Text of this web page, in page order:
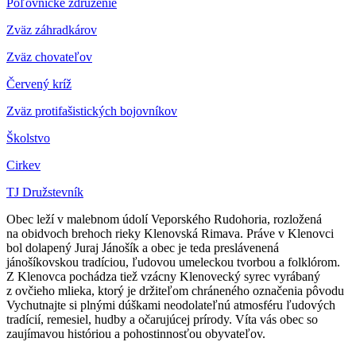
Poľovnícke združenie
Zväz záhradkárov
Zväz chovateľov
Červený kríž
Zväz protifašistických bojovníkov
Školstvo
Cirkev
TJ Družstevník
Obec leží v malebnom údolí Veporského Rudohoria, rozložená
na obidvoch brehoch rieky Klenovská Rimava. Práve v Klenovci
bol dolapený Juraj Jánošík a obec je teda preslávenená
jánošíkovskou tradíciou, ľudovou umeleckou tvorbou a folklórom.
Z Klenovca pochádza tiež vzácny Klenovecký syrec vyrábaný
z ovčieho mlieka, ktorý je držiteľom chráneného označenia pôvodu
Vychutnajte si plnými dúškami neodolateľnú atmosféru ľudových
tradícií, remesiel, hudby a očarujúcej prírody. Víta vás obec so
zaujímavou históriou a pohostinnosťou obyvateľov.